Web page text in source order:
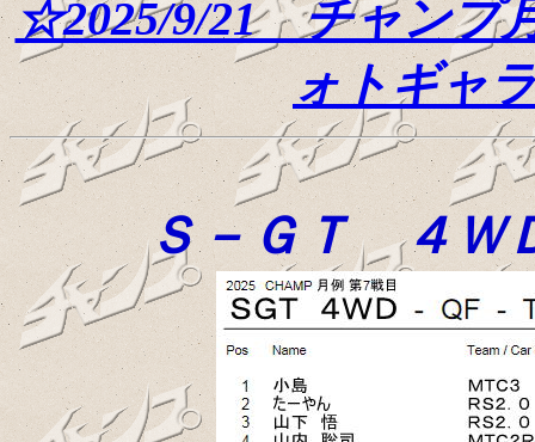
☆2025/9/21 チャンプ
ォトギャ
Ｓ－ＧＴ ４Ｗ